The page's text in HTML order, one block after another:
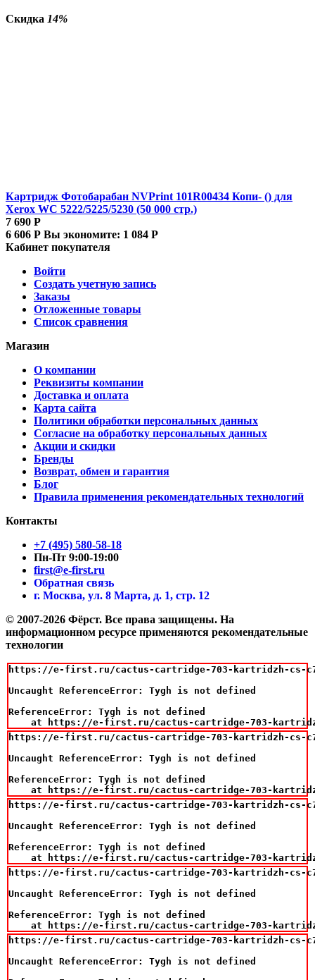
Скидка 14%
Картридж Фотобарабан NVPrint 101R00434 Копи- () для
Xerox WC 5222/5225/5230 (50 000 стр.)
7 690 Р
6 606 Р Вы экономите: 1 084 Р
Кабинет покупателя
Войти
Создать учетную запись
Заказы
Отложенные товары
Список сравнения
Магазин
О компании
Реквизиты компании
Доставка и оплата
Карта сайта
Политики обработки персональных данных
Согласие на обработку персональных данных
Акции и скидки
Бренды
Возврат, обмен и гарантия
Блог
Правила применения рекомендательных технологий
Контакты
+7 (495) 580-58-18
Пн-Пт 9:00-19:00
first@e-first.ru
Обратная связь
г. Москва, ул. 8 Марта, д. 1, стр. 12
© 2007-2026 Фёрст. Все права защищены. На
информационном ресурсе применяются рекомендательные
технологии
https://e-first.ru/cactus-cartridge-703-kartridzh-cs-
Uncaught ReferenceError: Tygh is not defined
ReferenceError: Tygh is not defined
at https://e-first.ru/cactus-cartridge-703-
https://e-first.ru/cactus-cartridge-703-kartridzh-cs-
Uncaught ReferenceError: Tygh is not defined
ReferenceError: Tygh is not defined
at https://e-first.ru/cactus-cartridge-703-
https://e-first.ru/cactus-cartridge-703-kartridzh-cs-
Uncaught ReferenceError: Tygh is not defined
ReferenceError: Tygh is not defined
at https://e-first.ru/cactus-cartridge-703-
https://e-first.ru/cactus-cartridge-703-kartridzh-cs-
Uncaught ReferenceError: Tygh is not defined
ReferenceError: Tygh is not defined
at https://e-first.ru/cactus-cartridge-703-
https://e-first.ru/cactus-cartridge-703-kartridzh-cs-
Uncaught ReferenceError: Tygh is not defined